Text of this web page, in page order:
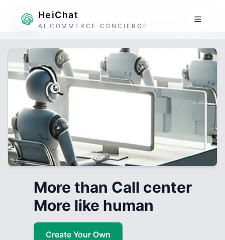
HeiChat
AI COMMERCE CONCIERGE
More than Call center
More like human
Create Your Own